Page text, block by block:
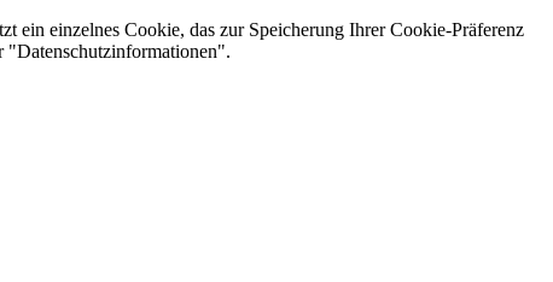
ein einzelnes Cookie, das zur Speicherung Ihrer Cookie-Präferenz
"Datenschutzinformationen".